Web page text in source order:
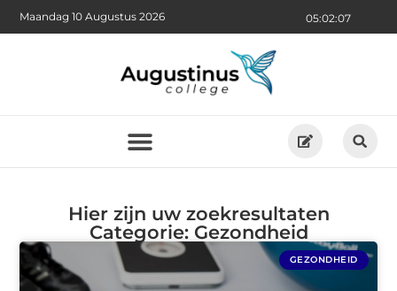
05:02:09
Maandag 10 Augustus 2026
Hier zijn uw zoekresultaten
Categorie: Gezondheid
GEZONDHEID